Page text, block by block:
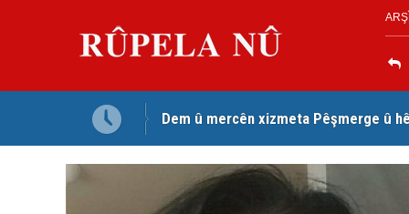
Dem û mercên xizmeta Pêşmerge û
Jina Kurd Şemsî Xusrevi, bi îdamê re